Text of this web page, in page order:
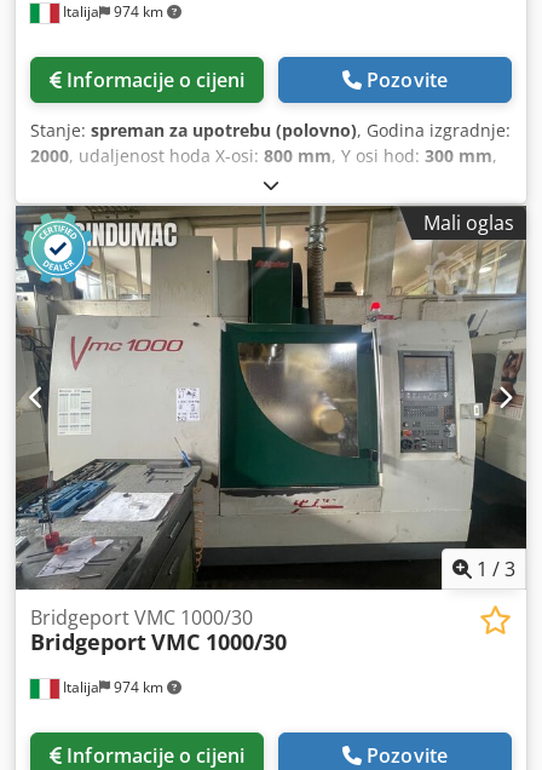
Italija 974 km
Informacije o cijeni Pozovite
Stanje: spreman za upotrebu (polovno), Godina izgradnje:
2000, udaljenost hoda X-osi: 800 mm, Y osi hod: 300 mm,
500 mm
HEIDENHAIN, model kontrolera:426, maksimalna brzina
vretena:6.000 okret/min, broj mjesta u spremniku alata:
30, broj osovina:
Mali oglas
1 /3
Italija 974 km
Bridgeport VMC 1000/30
BridgeportVMC 1000/30
Informacije o cijeni Pozovite